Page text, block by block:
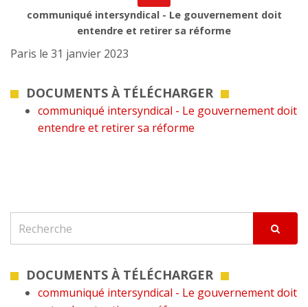
communiqué intersyndical - Le gouvernement doit
entendre et retirer sa réforme
Paris le 31 janvier 2023
DOCUMENTS À TÉLÉCHARGER
communiqué intersyndical - Le gouvernement doit
entendre et retirer sa réforme
DOCUMENTS À TÉLÉCHARGER
communiqué intersyndical - Le gouvernement doit